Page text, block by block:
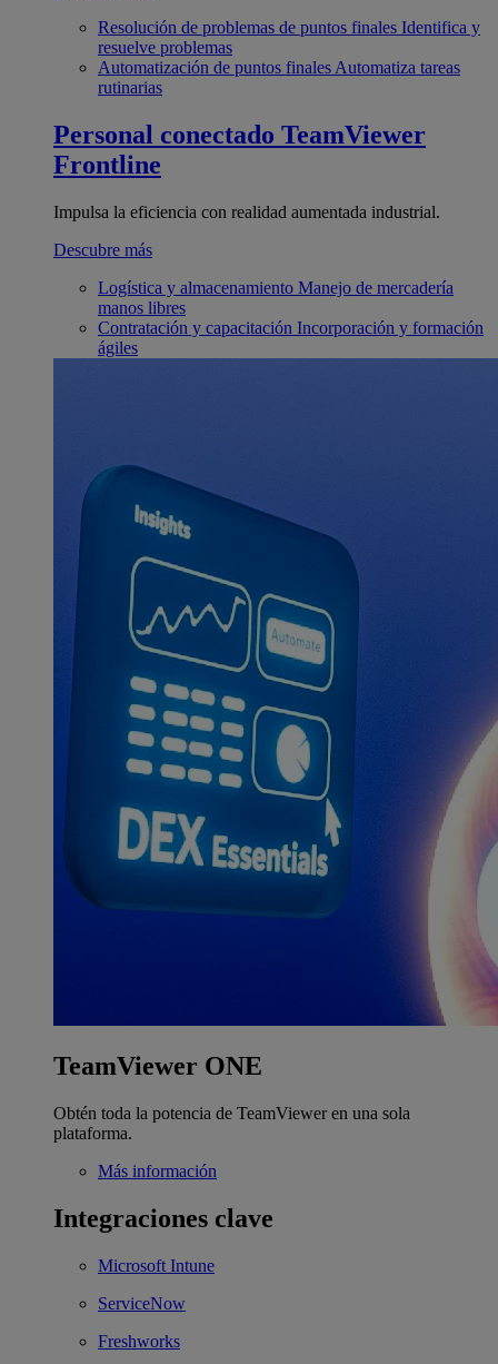
Resolución de problemas de puntos finales Identifica y
resuelve problemas
Automatización de puntos finales Automatiza tareas
rutinarias
Personal conectado TeamViewer
Frontline
Impulsa la eficiencia con realidad aumentada industrial.
Descubre más
Logística y almacenamiento Manejo de mercadería
manos libres
Contratación y capacitación Incorporación y formación
ágiles
TeamViewer ONE
Obtén toda la potencia de TeamViewer en una sola
plataforma.
Más información
Integraciones clave
Microsoft Intune
ServiceNow
Freshworks